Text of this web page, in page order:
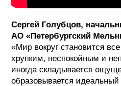
Сергей Голубцов,
АО «Петербургский
«Мир вокруг становится
хрупким, неспокойным и
иногда складывается
образовывается